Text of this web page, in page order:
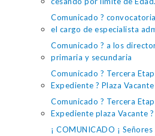
Comunicado ?
el cargo de especialista
Comunicado ? a los
primaria y secundaria
Comunicado ? Tercera
Expediente ? Plaza
Comunicado ? Tercera
Expediente plaza Vacante
¡ COMUNICADO ¡